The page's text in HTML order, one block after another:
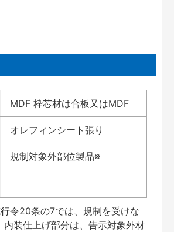
MDF 枠芯材は合板又はMDF
オレフィンシート張り
規制対象外部位製品※
令20条の7では、規制を受けな
内装仕上げ部分は、告示対象外材